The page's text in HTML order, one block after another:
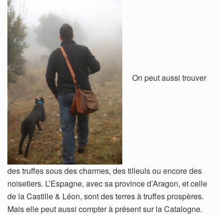
On peut aussi trouver
des truffes sous des charmes, des tilleuls ou encore des
noisetiers. L’Espagne, avec sa province d’Aragon, et celle
de la Castille & Léon, sont des terres à truffes prospères.
Mais elle peut aussi compter à présent sur la Catalogne.